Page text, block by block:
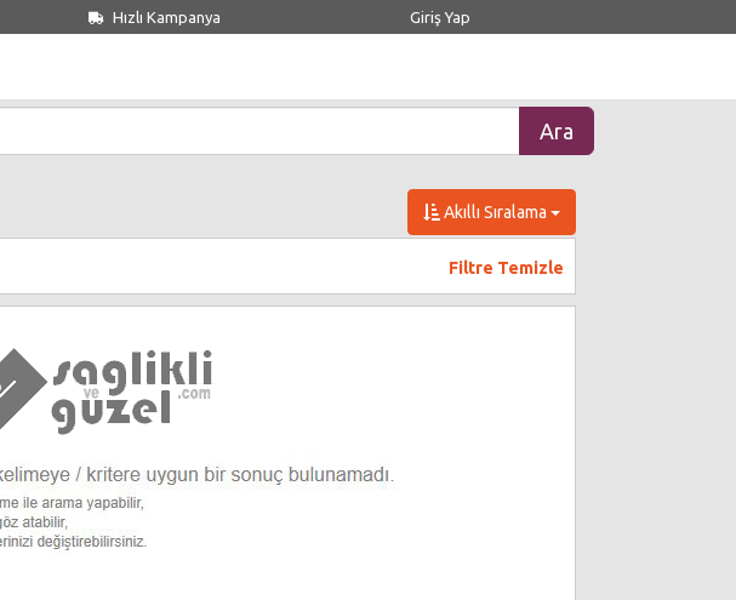
Hızlı Kampanya Giriş Yap
Akıllı Sıralama
Filtre Temizle